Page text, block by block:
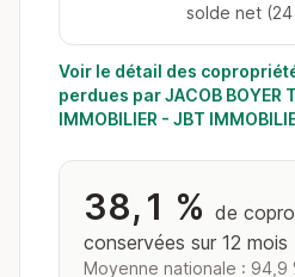
solde net
Voir le détail des
perdues par JACOB BOYER
IMMOBILIER - JBT
38,1 % de
conservées sur 12 mois
Moyenne nationale : 94,9